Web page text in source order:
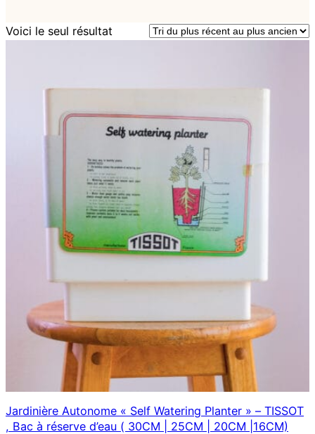
Voici le seul résultat
Jardinière Autonome « Self Watering Planter » – TISSOT
, Bac à réserve d’eau ( 30CM | 25CM | 20CM |16CM)